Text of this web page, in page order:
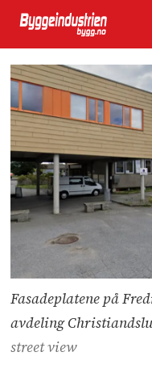
Fasadeplatene på
avdeling
street view